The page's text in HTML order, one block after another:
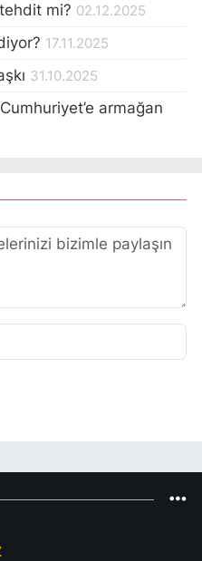
mi? 02.12.2025
17.11.2025
31.10.2025
armağan